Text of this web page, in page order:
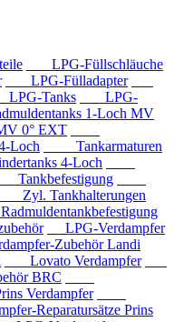
LPG-Füllschläuche
LPG-Fülladapter
Tanks
LPG-
1-Loch MV
0° EXT
Loch
Tankarmaturen
4-Loch
Tankbefestigung
Tankhalterungen
LPG-Verdampfer
Zubehör Landi
Lovato Verdampfer
BRC
Verdampfer
Reparatursätze Prins